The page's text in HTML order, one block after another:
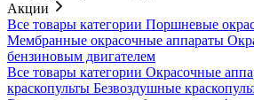
Акции
Все товары категории Поршневые
Мембранные окрасочные аппараты
бензиновым двигателем
Все товары категории Окрасочные
краскопульты Безвоздушные